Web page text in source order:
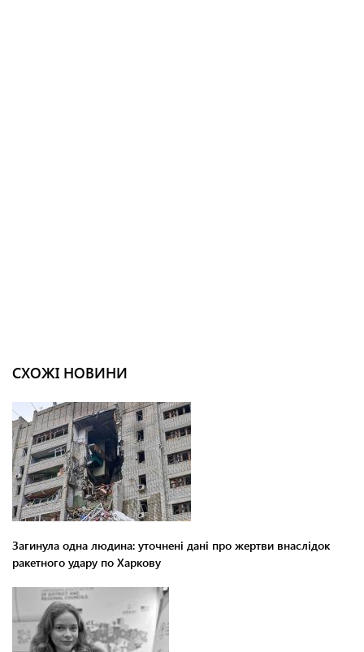
СХОЖІ НОВИНИ
Загинула одна людина: уточнені дані про жертви внаслідок
ракетного удару по Харкову